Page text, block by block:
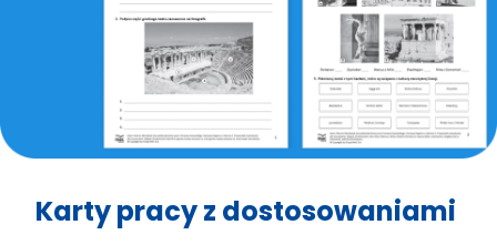
Karty pracy z dostosowaniami